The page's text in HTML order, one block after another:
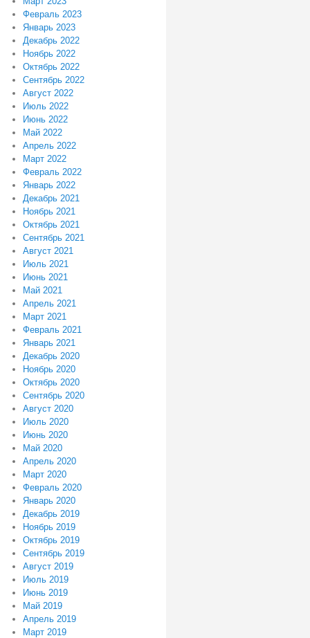
Февраль 2023
Январь 2023
Декабрь 2022
Ноябрь 2022
Октябрь 2022
Сентябрь 2022
Август 2022
Июль 2022
Июнь 2022
Май 2022
Апрель 2022
Март 2022
Февраль 2022
Январь 2022
Декабрь 2021
Ноябрь 2021
Октябрь 2021
Сентябрь 2021
Август 2021
Июль 2021
Июнь 2021
Май 2021
Апрель 2021
Март 2021
Февраль 2021
Январь 2021
Декабрь 2020
Ноябрь 2020
Октябрь 2020
Сентябрь 2020
Август 2020
Июль 2020
Июнь 2020
Май 2020
Апрель 2020
Март 2020
Февраль 2020
Январь 2020
Декабрь 2019
Ноябрь 2019
Октябрь 2019
Сентябрь 2019
Август 2019
Июль 2019
Июнь 2019
Май 2019
Апрель 2019
Март 2019